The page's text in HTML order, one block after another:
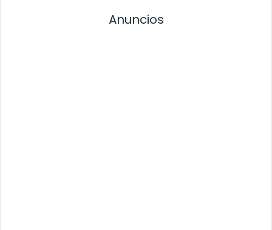
Anuncios